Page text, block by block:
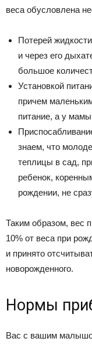
веса обусловлена
Потерей
и через его
большое
Установкой
причем
питание, а у
знаем, что
теплицы в сад,
ребенок,
рождении, не
Таким образом, вес
10% от веса при
и принято
новорожденного.
Нормы
Вас с вашим